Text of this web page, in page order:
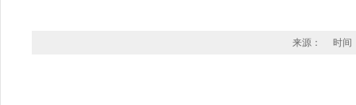
来源： 时间